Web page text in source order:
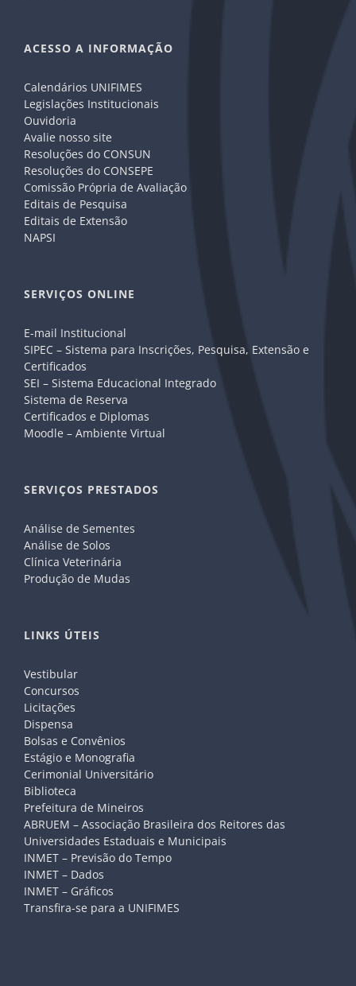
ACESSO A INFORMAÇÃO
Calendários UNIFIMES
Legislações Institucionais
Ouvidoria
Avalie nosso site
Resoluções do CONSUN
Resoluções do CONSEPE
Comissão Própria de Avaliação
Editais de Pesquisa
Editais de Extensão
NAPSI
SERVIÇOS ONLINE
E-mail Institucional
SIPEC – Sistema para Inscrições, Pesquisa, Extensão e
Certificados
SEI – Sistema Educacional Integrado
Sistema de Reserva
Certificados e Diplomas
Moodle – Ambiente Virtual
SERVIÇOS PRESTADOS
Análise de Sementes
Análise de Solos
Clínica Veterinária
Produção de Mudas
LINKS ÚTEIS
Vestibular
Concursos
Licitações
Dispensa
Bolsas e Convênios
Estágio e Monografia
Cerimonial Universitário
Biblioteca
Prefeitura de Mineiros
ABRUEM – Associação Brasileira dos Reitores das
Universidades Estaduais e Municipais
INMET – Previsão do Tempo
INMET – Dados
INMET – Gráficos
Transfira-se para a UNIFIMES